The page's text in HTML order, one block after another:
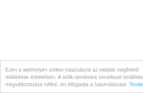
Ezen a webhelyen sütiket használunk az oldalak megfelelő
működése érdekében. A sütik tárolására vonatkozó
megváltoztatása nélkül, ön elfogadja a használatukat.